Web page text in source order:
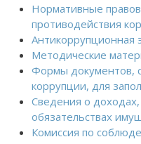
Нормативные
противодействия
Антикоррупционная
Методические
Формы документов,
коррупции, для
Сведения о
обязательствах
Комиссия по